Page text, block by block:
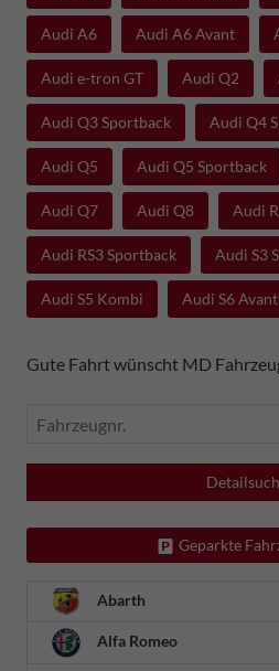
Audi A6 Audi A6 Avant
Audi e-tron GT Audi Q2
Audi Q3 Sportback Audi Q4
Audi Q5 Audi Q5 Sportback
Audi Q7 Audi Q8 Audi
Audi RS3 Sportback Audi S3
Audi S5 Kombi Audi S6 Avant
Gute Fahrt wünscht MD
Fahrzeugnr.
Geparkte
Abarth
Alfa Romeo